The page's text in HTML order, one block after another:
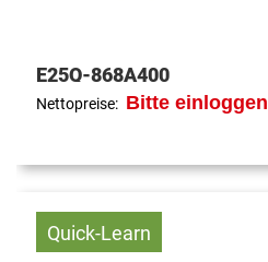
E25Q-868A400
Nettopreise: Bitte einloggen
Quick-Learn